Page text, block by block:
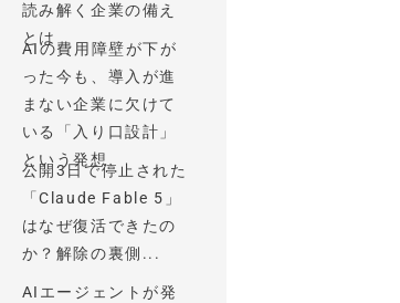
読み解く企業の備え
とは
AIの費用障壁が下が
った今も、導入が進
まない企業に欠けて
いる「入り口設計」
という発想
公開3日で停止された
「Claude Fable 5」
はなぜ復活できたの
か？解除の裏側...
AIエージェントが発